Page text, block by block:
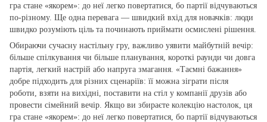
гра стане «якорем»: до неї легко повертатися, бо партії відчуваються
по‑різному. Ще одна перевага — швидкий вхід для новачків: люди
швидко розуміють ціль та починають приймати осмислені рішення.
Обираючи сучасну настільну гру, важливо уявити майбутній вечір:
більше спілкування чи більше планування, короткі раунди чи довга
партія, легкий настрій або напруга змагання. «Таємні бажання»
добре підходить для різних сценаріїв: її можна зіграти після
роботи, взяти на вихідні, поставити на стіл у компанії друзів або
провести сімейний вечір. Якщо ви збираєте колекцію настолок, ця
гра стане «якорем»: до неї легко повертатися, бо партії відчуваються